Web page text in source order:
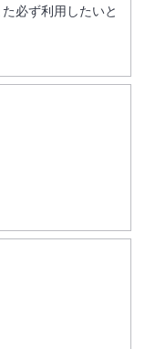
必ず利用したいと